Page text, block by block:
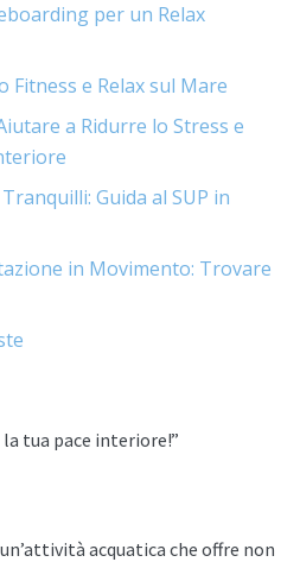
per un Relax
Fitness e Relax sul Mare
a Ridurre lo Stress e
Guida al SUP in
in Movimento: Trovare
la tua pace interiore!”
acquatica che offre non